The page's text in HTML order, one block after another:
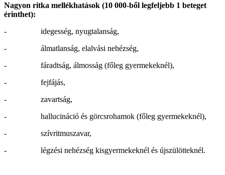
Nagyon ritka mellékhatások (10 000-ből legfeljebb 1 beteget
érinthet):
- idegesség, nyugtalanság,
- álmatlanság, elalvási nehézség,
- fáradtság, álmosság (főleg gyermekeknél),
- fejfájás,
- zavartság,
- hallucináció és görcsrohamok (főleg gyermekeknél),
- szívritmuszavar,
- légzési nehézség kisgyermekeknél és újszülötteknél.